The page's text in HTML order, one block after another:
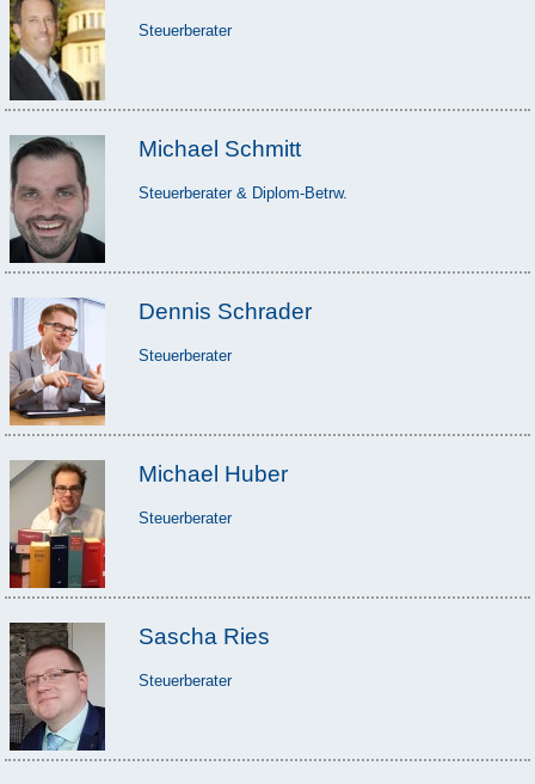
Steuerberater
Michael Schmitt
Steuerberater & Diplom-Betrw.
Dennis Schrader
Steuerberater
Michael Huber
Steuerberater
Sascha Ries
Steuerberater